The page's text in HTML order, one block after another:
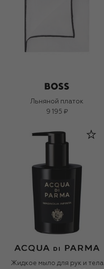
Льняной платок
9 195 ₽
Жидкое мыло для рук и тела